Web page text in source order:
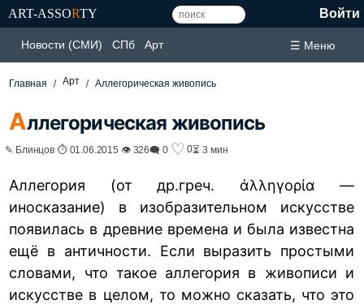
ART-ASSORTY Войти
Новости (СМИ) СПб Арт ☰ Меню
Главная Арт Аллегорическая живопись
Аллегорическая живопись
✎ Блинцов ⏱ 01.06.2015 👁 326🗨 0 ♡ 0⏳ 3 мин
Аллегория (от др.греч. ἀλληγορία —
иносказание) в изобразительном искусстве
появилась в древние времена и была известна
ещё в античности. Если выразить простыми
словами, что такое аллегория в живописи и
искусстве в целом, то можно сказать, что это